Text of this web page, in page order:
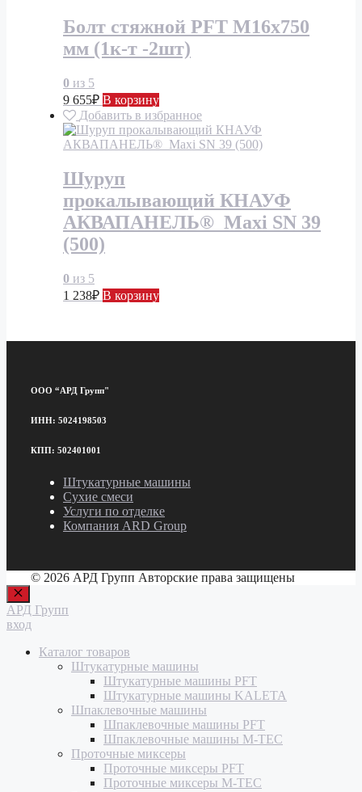
Болт стяжной PFT М16х750
мм (1к-т -2шт)
0 из 5
9 655₽ В корзину
Добавить в избранное
Шуруп
прокалывающий КНАУФ
АКВАПАНЕЛЬ® Maxi SN 39
(500)
0 из 5
1 238₽ В корзину
ООО “АРД Групп"
ИНН: 5024198503
КПП: 502401001
Штукатурные машины
Сухие смеси
Услуги по отделке
Компания ARD Group
© 2026 АРД Групп Авторские права защищены
Закрыть
АРД Групп
вход
Каталог товаров
Штукатурные машины
Штукатурные машины PFT
Штукатурные машины KALETA
Шпаклевочные машины
Шпаклевочные машины PFT
Шпаклевочные машины M-TEC
Проточные миксеры
Проточные миксеры PFT
Проточные миксеры M-TEC